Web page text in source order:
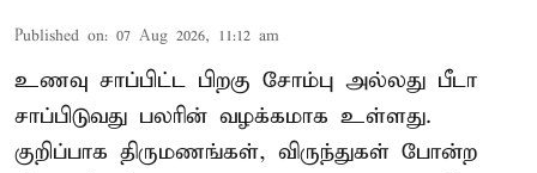
Published on: 07 Aug 2026, 11:12 am
உணவு சாப்பிட்ட பிறகு சோம்பு அல்லது பீடா
சாப்பிடுவது பலரின் வழக்கமாக உள்ளது.
குறிப்பாக திருமணங்கள், விருந்துகள் போன்ற